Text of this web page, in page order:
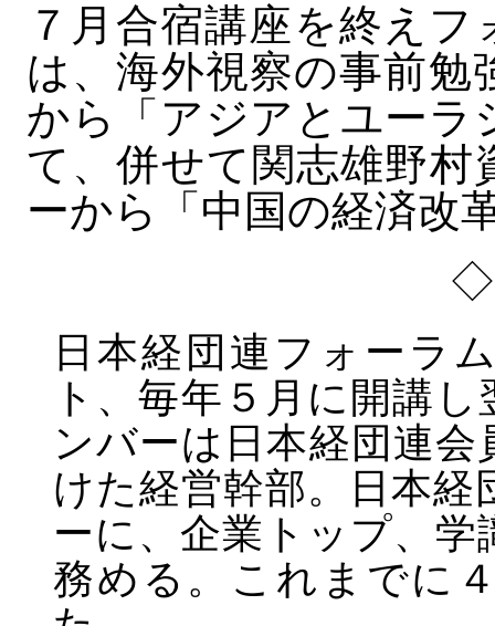
７月合宿講座を終え
は、海外視察の事前
から「アジアとユーラ
て、併せて関志雄野村
ーから「中国の経済改
日本経団連フォーラ
ト、毎年５月に開講
ンバーは日本経団連
けた経営幹部。日本
ーに、企業トップ、
務める。これまでに